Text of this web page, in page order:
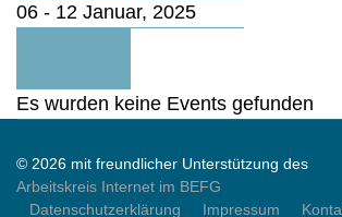
06 - 12 Januar, 2025
Es wurden keine Events gefunden
© 2026 mit freundlicher Unterstützung des
Arbeitskreis Internet im BEFG
Datenschutzerklärung
Impressum